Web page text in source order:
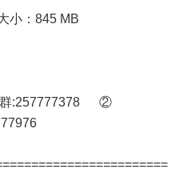
小：845 MB
群:257777378 ②